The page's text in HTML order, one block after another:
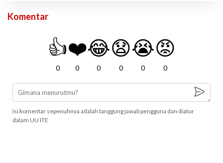
Komentar
👍
0
❤️
0
😂
0
😧
0
😭
0
😡
0
Isi komentar sepenuhnya adalah tanggung jawab pengguna dan diatur
dalam UU ITE